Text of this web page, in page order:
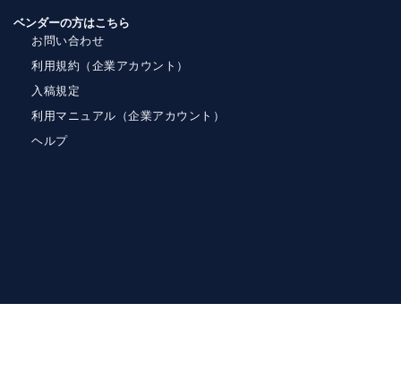
ベンダーの方はこちら
お問い合わせ
利用規約（企業アカウント）
入稿規定
利用マニュアル（企業アカウント）
ヘルプ